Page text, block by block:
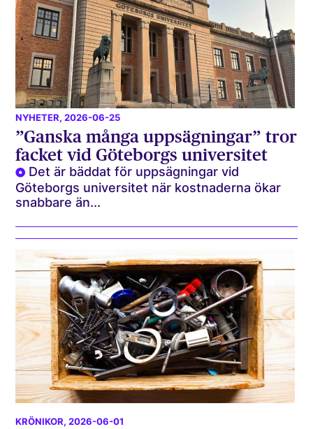
NYHETER, 2026-06-25
”Ganska många uppsägningar” tror
facket vid Göteborgs universitet
Det är bäddat för uppsägningar vid
Göteborgs universitet när kostnaderna ökar
snabbare än...
KRÖNIKOR, 2026-06-01